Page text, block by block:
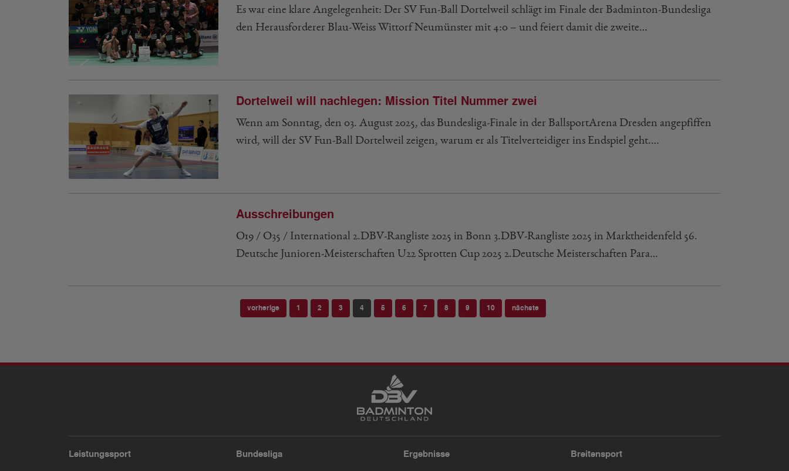
Es war eine klare Angelegenheit: Der SV Fun-Ball Dortelweil schlägt im Finale der Badminton-Bundesliga
den Herausforderer Blau-Weiss Wittorf Neumünster mit 4:0 – und feiert damit die zweite…
Dortelweil will nachlegen: Mission Titel Nummer zwei
Wenn am Sonntag, den 03. August 2025, das Bundesliga-Finale in der BallsportArena Dresden angepfiffen
wird, will der SV Fun-Ball Dortelweil zeigen, warum er als Titelverteidiger ins Endspiel geht.…
Ausschreibungen
O19 / O35 / International 2.DBV-Rangliste 2025 in Bonn 3.DBV-Rangliste 2025 in Marktheidenfeld 56.
Deutsche Junioren-Meisterschaften U22 Sprotten Cup 2025 2.Deutsche Meisterschaften Para…
vorherige 1 2 3 4 5 6 7 8 9 10 nächste
Leistungssport Bundesliga Ergebnisse Breitensport